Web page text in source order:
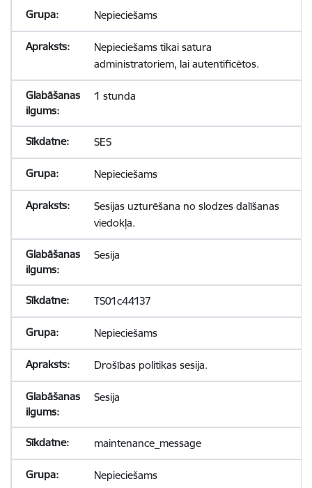
Nepieciešams
Nepieciešams tikai satura
administratoriem, lai autentificētos.
1 stunda
SES
Nepieciešams
Sesijas uzturēšana no slodzes dalīšanas
viedokļa.
Sesija
TS01c44137
Nepieciešams
Drošības politikas sesija.
Sesija
maintenance_message
Nepieciešams